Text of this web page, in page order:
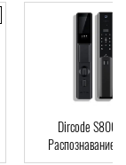
Dircode S800 3D
Распознавание